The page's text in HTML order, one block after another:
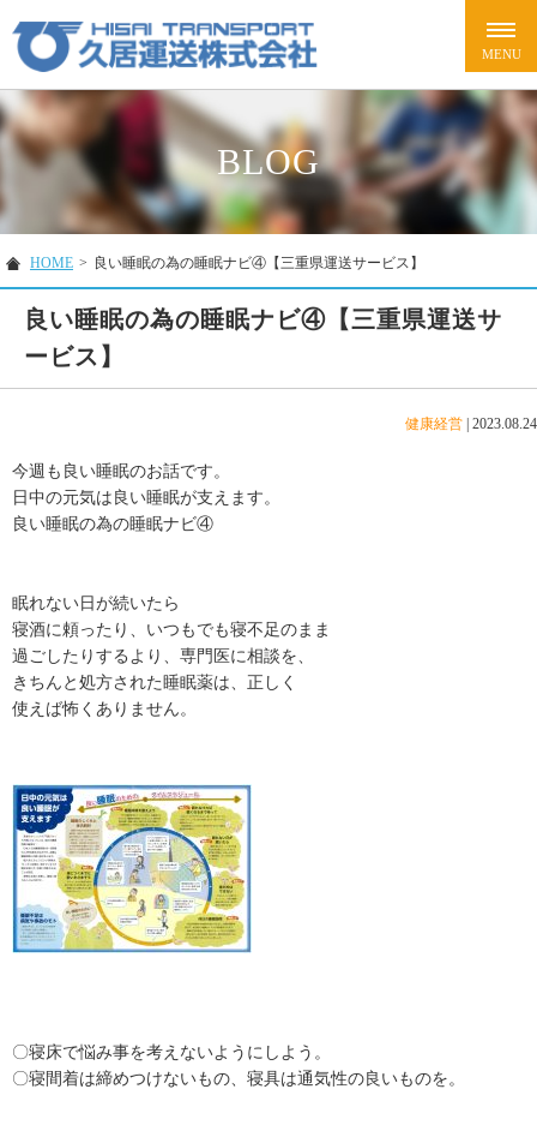
BLOG
HOME > 良い睡眠の為の睡眠ナビ④【三重県運送サービス】
良い睡眠の為の睡眠ナビ④【三重県運送サ
ービス】
健康経営 2023.08.24
今週も良い睡眠のお話です。
日中の元気は良い睡眠が支えます。
良い睡眠の為の睡眠ナビ④
眠れない日が続いたら
寝酒に頼ったり、いつもでも寝不足のまま
過ごしたりするより、専門医に相談を、
きちんと処方された睡眠薬は、正しく
使えば怖くありません。
〇寝床で悩み事を考えないようにしよう。
〇寝間着は締めつけないもの、寝具は通気性の良いものを。